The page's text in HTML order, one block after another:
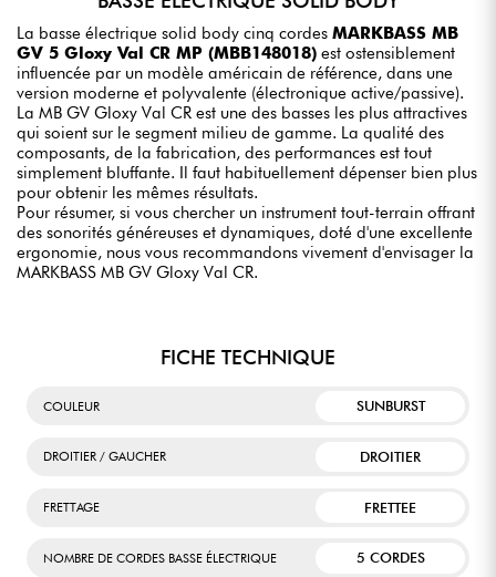
La basse électrique solid body cinq cordes MARKBASS MB
GV 5 Gloxy Val CR MP (MBB148018) est ostensiblement
influencée par un modèle américain de référence, dans une
version moderne et polyvalente (électronique active/passive).
La MB GV Gloxy Val CR est une des basses les plus attractives
qui soient sur le segment milieu de gamme. La qualité des
composants, de la fabrication, des performances est tout
simplement bluffante. Il faut habituellement dépenser bien plus
pour obtenir les mêmes résultats.
Pour résumer, si vous chercher un instrument tout-terrain offrant
des sonorités généreuses et dynamiques, doté d'une excellente
ergonomie, nous vous recommandons vivement d'envisager la
MARKBASS MB GV Gloxy Val CR.
FICHE TECHNIQUE
COULEUR SUNBURST
DROITIER / GAUCHER DROITIER
FRETTAGE FRETTEE
NOMBRE DE CORDES BASSE ÉLECTRIQUE 5 CORDES